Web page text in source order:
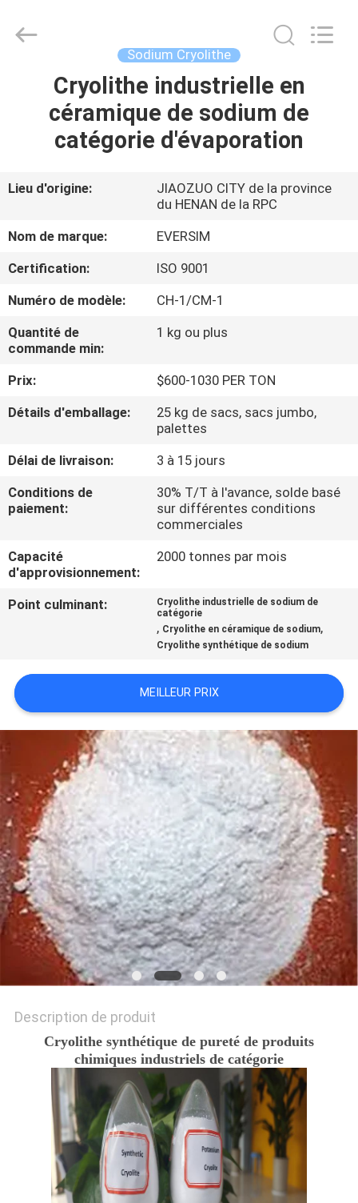
MAISON
PRODUITS
VIDÉOS
À
PROPOS
DE
NOUS
VISITE
DE
L'USINE
DE
LA
QUALITÉ
CONTACTER
NOUVELLES
LES
AFFAIRES
DEMANDEZ
UN DEVIS
PLAN
DU
SITE
POLITIQUE
CONFIDENTIALITÉ
Imp.&Exp.Co.,Ltd.
Sodium Cryolithe
Cryolithe industrielle en
céramique de sodium de
catégorie d'évaporation
Lieu d'origine:
JIAOZUO CITY de la province
du HENAN de la RPC
Nom de marque:
EVERSIM
Certification:
ISO 9001
Numéro de modèle:
CH-1/CM-1
Quantité de
commande min:
1 kg ou plus
Prix:
$600-1030 PER TON
Détails d'emballage:
25 kg de sacs, sacs jumbo,
palettes
Délai de livraison:
3 à 15 jours
Conditions de
paiement:
30% T/T à l'avance, solde basé
sur différentes conditions
commerciales
Capacité
d'approvisionnement:
2000 tonnes par mois
Point culminant:
Cryolithe industrielle de sodium de
catégorie
, Cryolithe en céramique de sodium,
Cryolithe synthétique de sodium
MEILLEUR PRIX
Description de produit
Cryolithe synthétique de pureté de produits
chimiques industriels de catégorie